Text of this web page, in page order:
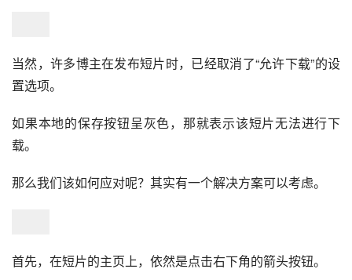
当然，许多博主在发布短片时，已经取消了“允许下载”的设
置选项。
如果本地的保存按钮呈灰色，那就表示该短片无法进行下
载。
那么我们该如何应对呢？其实有一个解决方案可以考虑。
首先，在短片的主页上，依然是点击右下角的箭头按钮。